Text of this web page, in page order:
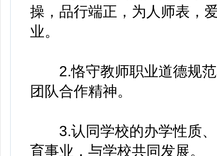
操，品行端正，为人师表，
业。
2.恪守教师职业道德规范
团队合作精神。
3.认同学校的办学性质、
育事业，与学校共同发展。